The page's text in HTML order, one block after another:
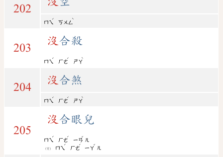
202
ㄇㄟ
ˊ
ㄎㄨㄥ
ˋ
203
沒 合殺
ㄇㄟ
ˊ
ㄏㄜ
ˊ
ㄕㄚ
ˋ
204
沒 合煞
ㄇㄟ
ˊ
ㄏㄜ
ˊ
ㄕㄚ
ˋ
205
沒 合眼兒
ㄇㄟ
ˊ
ㄏㄜ
ˊ
ㄧㄢ
ˇ
ㄦ
(變) ㄇㄟ
ˊ
ㄏㄜ
ˊ
ㄧㄚ
ˇ
ㄦ